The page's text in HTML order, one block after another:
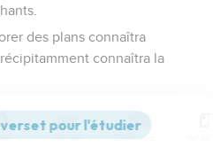
des plans connaîtra
connaîtra la
de gens qui cherchent la mort.
Commentaires Strong